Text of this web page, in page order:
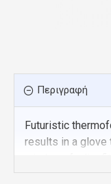
Περιγραφή
Futuristic
results in a glove
windproof, slim